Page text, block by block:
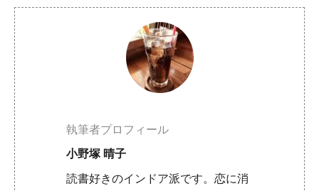
執筆者プロフィール
小野塚 晴子
読書好きのインドア派です。恋に消